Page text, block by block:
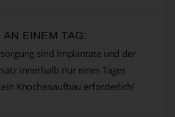
EINEM TAG:
sind Implantate und der
innerhalb nur eines Tages
Knochenaufbau erforderlich!